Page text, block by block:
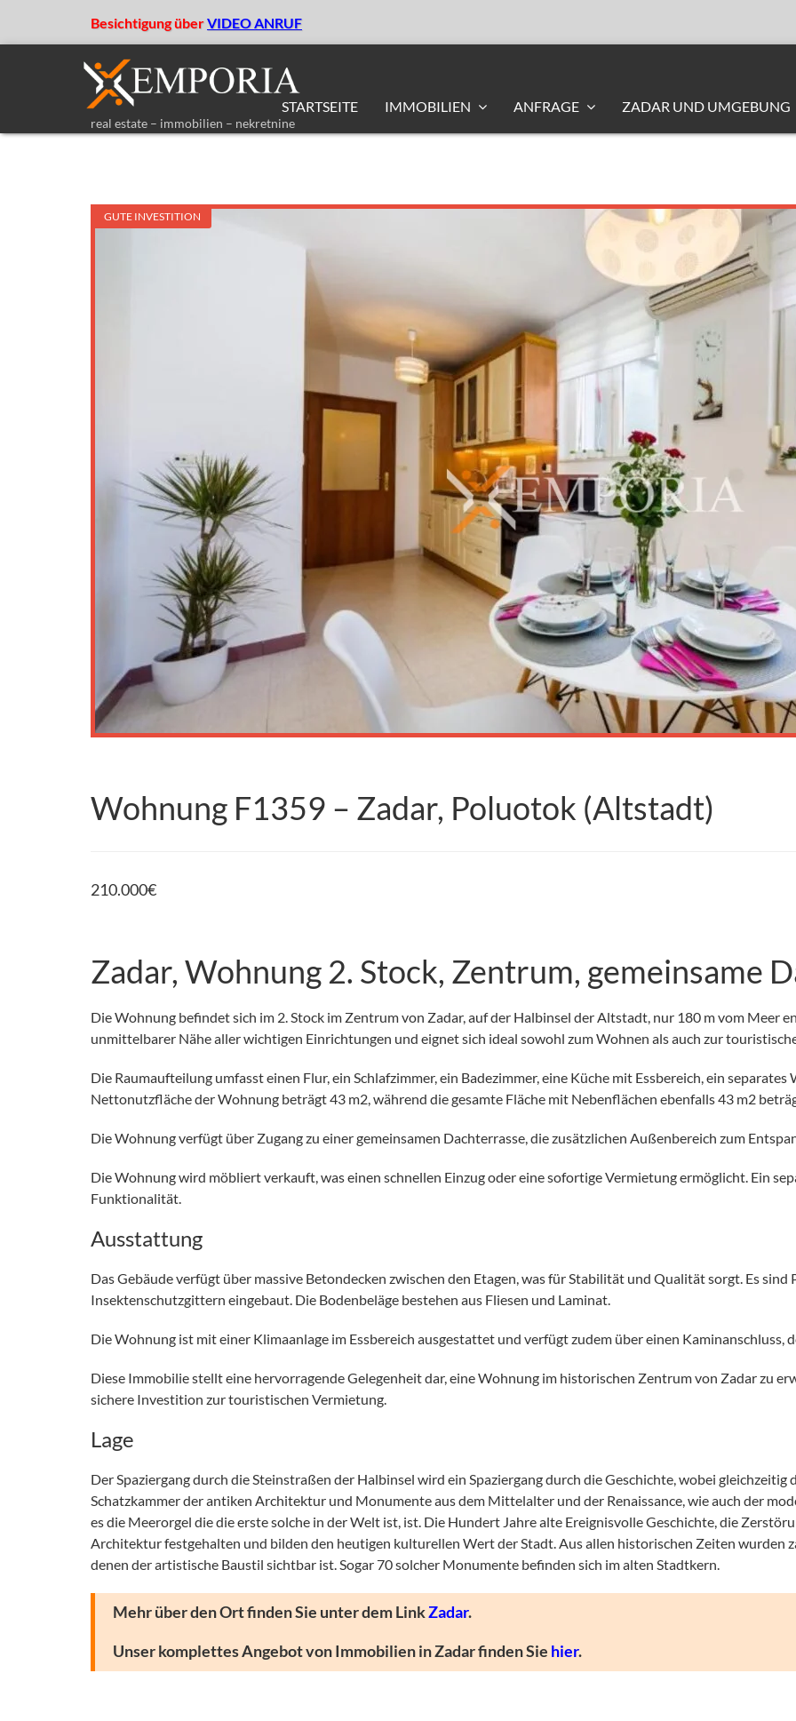
Besichtigung überVIDEO ANRUF
real estate – immobilien – nekretnine
STARTSEITE IMMOBILIEN ANFRAGE ZADAR UND UMGEBUNG
GUTE INVESTITION
Wohnung F1359 – Zadar, Poluotok (Altstadt)
210.000€
Zadar, Wohnung 2. Stock, Zentrum, gemeinsame
Die Wohnung befindet sich im 2. Stock im Zentrum von Zadar, auf der Halbinsel der Altstadt, nur 180 m vom Meer
unmittelbarer Nähe aller wichtigen Einrichtungen und eignet sich ideal sowohl zum Wohnen als auch zur
Die Raumaufteilung umfasst einen Flur, ein Schlafzimmer, ein Badezimmer, eine Küche mit Essbereich, ein
Nettonutzfläche der Wohnung beträgt 43 m2, während die gesamte Fläche mit Nebenflächen ebenfalls 43 m2
Die Wohnung verfügt über Zugang zu einer gemeinsamen Dachterrasse, die zusätzlichen Außenbereich zum
Die Wohnung wird möbliert verkauft, was einen schnellen Einzug oder eine sofortige Vermietung ermöglicht. Ein
Funktionalität.
Ausstattung
Das Gebäude verfügt über massive Betondecken zwischen den Etagen, was für Stabilität und Qualität sorgt. Es sind
Insektenschutzgittern eingebaut. Die Bodenbeläge bestehen aus Fliesen und Laminat.
Die Wohnung ist mit einer Klimaanlage im Essbereich ausgestattet und verfügt zudem über einen Kaminanschluss,
Diese Immobilie stellt eine hervorragende Gelegenheit dar, eine Wohnung im historischen Zentrum von Zadar zu
sichere Investition zur touristischen Vermietung.
Lage
Der Spaziergang durch die Steinstraßen der Halbinsel wird ein Spaziergang durch die Geschichte, wobei
Schatzkammer der antiken Architektur und Monumente aus dem Mittelalter und der Renaissance, wie auch der
es die Meerorgel die die erste solche in der Welt ist, ist. Die Hundert Jahre alte Ereignisvolle Geschichte, die
Architektur festgehalten und bilden den heutigen kulturellen Wert der Stadt. Aus allen historischen Zeiten wurden
denen der artistische Baustil sichtbar ist. Sogar 70 solcher Monumente befinden sich im alten Stadtkern.
Mehr über den Ort finden Sie unter dem LinkZadar.
Unser komplettes Angebot von Immobilien in Zadar finden Sie hier.